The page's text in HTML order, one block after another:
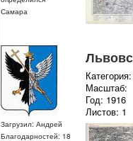
Самара
Загрузил: Андрей
Благодарностей: 18
Масштаб:
Год: 1916
Листов: 1